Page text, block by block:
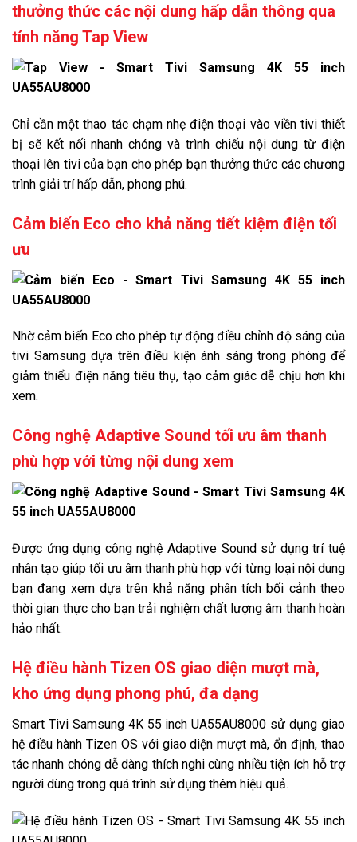
thưởng thức các nội dung hấp dẫn thông qua
tính năng Tap View
Chỉ cần một thao tác chạm nhẹ điện thoại vào viền tivi thiết
bị sẽ kết nối nhanh chóng và trình chiếu nội dung từ điện
thoại lên tivi của bạn cho phép bạn thưởng thức các chương
trình giải trí hấp dẫn, phong phú.
Cảm biến Eco cho khả năng tiết kiệm điện tối
ưu
Nhờ cảm biến Eco cho phép tự động điều chỉnh độ sáng của
tivi Samsung dựa trên điều kiện ánh sáng trong phòng để
giảm thiểu điện năng tiêu thụ, tạo cảm giác dễ chịu hơn khi
xem.
Công nghệ Adaptive Sound tối ưu âm thanh
phù hợp với từng nội dung xem
Được ứng dụng công nghệ Adaptive Sound sử dụng trí tuệ
nhân tạo giúp tối ưu âm thanh phù hợp với từng loại nội dung
bạn đang xem dựa trên khả năng phân tích bối cảnh theo
thời gian thực cho bạn trải nghiệm chất lượng âm thanh hoàn
hảo nhất.
Hệ điều hành Tizen OS giao diện mượt mà,
kho ứng dụng phong phú, đa dạng
Smart Tivi Samsung 4K 55 inch UA55AU8000 sử dụng giao
hệ điều hành Tizen OS với giao diện mượt mà, ổn định, thao
tác nhanh chóng dễ dàng thích nghi cùng nhiều tiện ích hỗ trợ
người dùng trong quá trình sử dụng thêm hiệu quả.